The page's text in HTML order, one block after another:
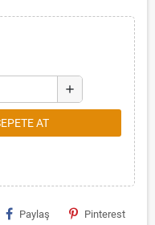
add
AT
Paylaş Pinterest